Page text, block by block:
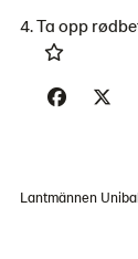
Ta opp
Lantmännen